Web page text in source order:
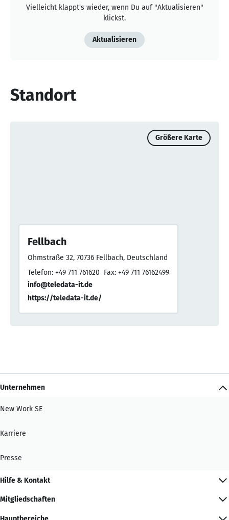
Vielleicht klappt's wieder, wenn Du auf "Aktualisieren"
klickst.
Aktualisieren
Standort
Größere Karte
Fellbach
Ohmstraße 32, 70736 Fellbach, Deutschland
Telefon: +49 711 761620 Fax: +49 711 76162499
info@teledata-it.de
https://teledata-it.de/
Unternehmen
New Work SE
Karriere
Presse
Hilfe & Kontakt
Mitgliedschaften